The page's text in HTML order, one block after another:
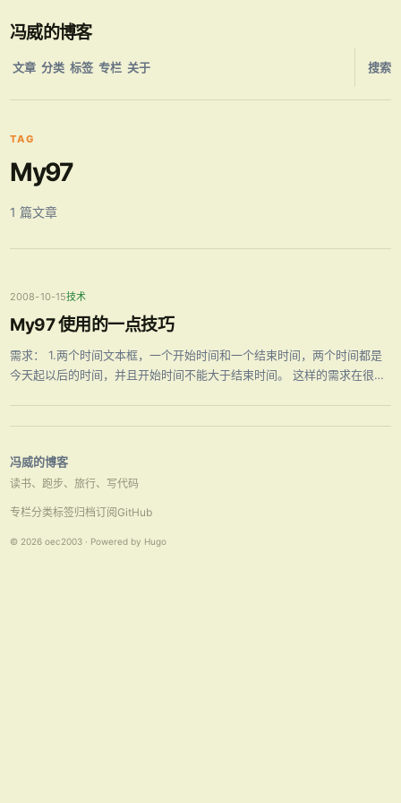
冯威的博客
文章 分类 标签 专栏 关于 搜索
TAG
My97
1 篇文章
2008-10-15技术
My97 使用的一点技巧
需求： 1.两个时间文本框，一个开始时间和一个结束时间，两个时间都是
今天起以后的时间，并且开始时间不能大于结束时间。 这样的需求在很多
冯威的博客
读书、跑步、旅行、写代码
专栏分类标签归档订阅GitHub
© 2026 oec2003 · Powered by Hugo